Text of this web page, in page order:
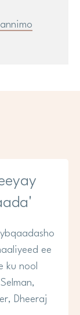
ee
ku nool
Dheeraj